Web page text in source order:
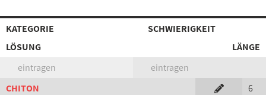
KATEGORIE
SCHWIERIGKEIT
LÖSUNG
LÄNGE
eintragen
eintragen
CHITON
6